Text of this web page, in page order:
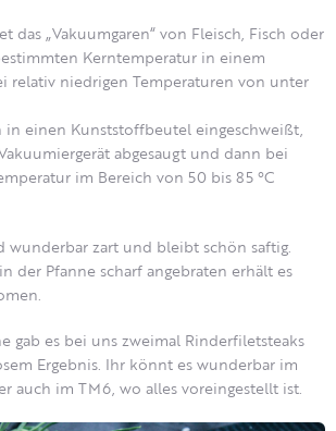
das „Vakuumgaren“ von Fleisch, Fisch oder
Kerntemperatur in einem
relativ niedrigen Temperaturen von unter
in einen Kunststoffbeutel eingeschweißt,
abgesaugt und dann bei
im Bereich von 50 bis 85 °C
wunderbar zart und bleibt schön saftig.
der Pfanne scharf angebraten erhält es
gab es bei uns zweimal Rinderfiletsteaks
Ergebnis. Ihr könnt es wunderbar im
auch im TM6, wo alles voreingestellt ist.